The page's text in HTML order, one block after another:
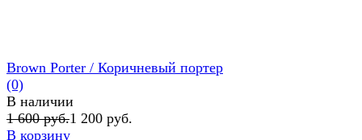
Brown Porter / Коричневый портер
(0)
В наличии
1 600 руб.1 200 руб.
В корзину